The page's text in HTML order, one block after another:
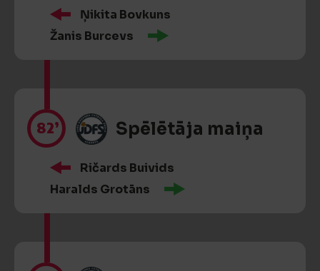
Ņikita Bovkuns
Žanis Burcevs
82’ Spēlētāja maiņa
Ričards Buivids
Haralds Grotāns